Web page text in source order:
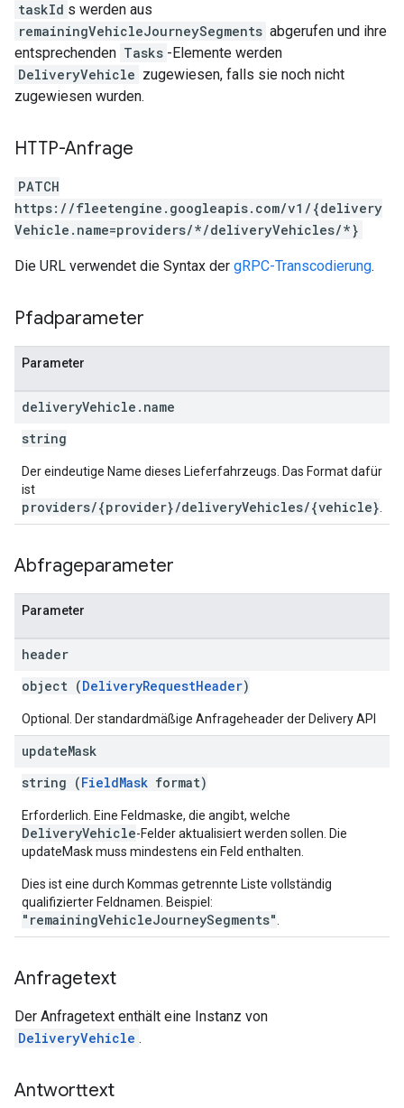
taskId s werden aus
remainingVehicleJourneySegments abgerufen und ihre
entsprechenden Tasks -Elemente werden
DeliveryVehicle zugewiesen, falls sie noch nicht
zugewiesen wurden.
HTTP-Anfrage
PATCH
https://fleetengine.googleapis.com/v1/{delivery
Vehicle.name=providers/*/deliveryVehicles/*}
Die URL verwendet die Syntax der gRPC-Transcodierung.
Pfadparameter
Parameter
deliveryVehicle . name
string
Der eindeutige Name dieses Lieferfahrzeugs. Das Format dafür
ist
providers/{provider}/deliveryVehicles/{vehicle}
Abfrageparameter
Parameter
header
object (DeliveryRequestHeader)
Optional. Der standardmäßige Anfrageheader der Delivery API
updateMask
string (FieldMask format)
Erforderlich. Eine Feldmaske, die angibt, welche
DeliveryVehicle-Felder aktualisiert werden sollen. Die
updateMask muss mindestens ein Feld enthalten.
Dies ist eine durch Kommas getrennte Liste vollständig
qualifizierter Feldnamen. Beispiel:
"remainingVehicleJourneySegments"
Anfragetext
Der Anfragetext enthält eine Instanz von
DeliveryVehicle .
Antworttext